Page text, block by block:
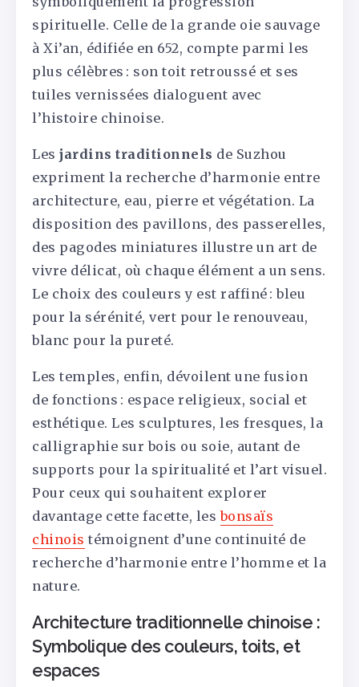
spirituelle. Celle de la grande oie sauvage
à Xi’an, édifiée en 652, compte parmi les
plus célèbres : son toit retroussé et ses
tuiles vernissées dialoguent avec
l’histoire chinoise.
Les jardins traditionnels de Suzhou
expriment la recherche d’harmonie entre
architecture, eau, pierre et végétation. La
disposition des pavillons, des passerelles,
des pagodes miniatures illustre un art de
vivre délicat, où chaque élément a un sens.
Le choix des couleurs y est raffiné : bleu
pour la sérénité, vert pour le renouveau,
blanc pour la pureté.
Les temples, enfin, dévoilent une fusion
de fonctions : espace religieux, social et
esthétique. Les sculptures, les fresques, la
calligraphie sur bois ou soie, autant de
supports pour la spiritualité et l’art visuel.
Pour ceux qui souhaitent explorer
davantage cette facette, lesbonsaïs
chinois témoignent d’une continuité de
recherche d’harmonie entre l’homme et la
nature.
Architecture traditionnelle chinoise :
Symbolique des couleurs, toits, et
espaces